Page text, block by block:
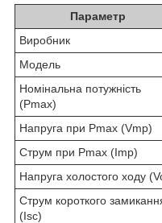
Параметр
Виробник
Модель
Номінальна потужність
(Pmax)
Напруга при Pmax (Vmp)
Струм при Pmax (Imp)
Напруга холостого ходу
Струм короткого
(Isc)